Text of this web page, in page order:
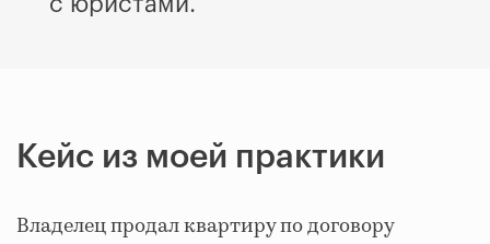
Кейс из моей практики
Владелец продал квартиру по договору